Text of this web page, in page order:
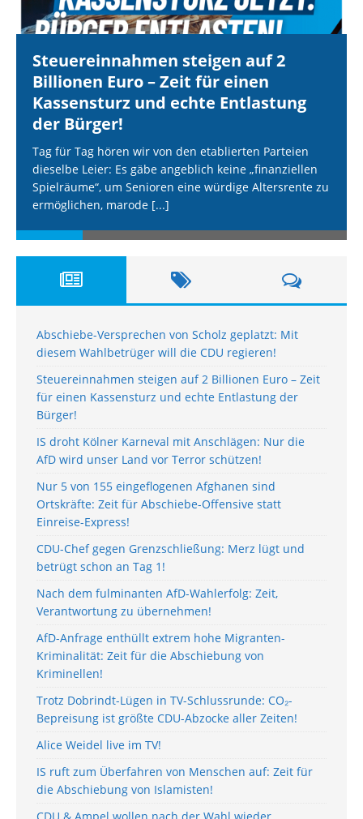
Steuereinnahmen steigen auf 2
Billionen Euro – Zeit für einen
Kassensturz und echte Entlastung
der Bürger!
Tag für Tag hören wir von den etablierten Parteien
dieselbe Leier: Es gäbe angeblich keine „finanziellen
Spielräume“, um Senioren eine würdige Altersrente zu
ermöglichen, marode [...]
Abschiebe-Versprechen von Scholz geplatzt: Mit
diesem Wahlbetrüger will die CDU regieren!
Steuereinnahmen steigen auf 2 Billionen Euro – Zeit
für einen Kassensturz und echte Entlastung der
Bürger!
IS droht Kölner Karneval mit Anschlägen: Nur die
AfD wird unser Land vor Terror schützen!
Nur 5 von 155 eingeflogenen Afghanen sind
Ortskräfte: Zeit für Abschiebe-Offensive statt
Einreise-Express!
CDU-Chef gegen Grenzschließung: Merz lügt und
betrügt schon an Tag 1!
Nach dem fulminanten AfD-Wahlerfolg: Zeit,
Verantwortung zu übernehmen!
AfD-Anfrage enthüllt extrem hohe Migranten-
Kriminalität: Zeit für die Abschiebung von
Kriminellen!
Trotz Dobrindt-Lügen in TV-Schlussrunde: CO₂-
Bepreisung ist größte CDU-Abzocke aller Zeiten!
Alice Weidel live im TV!
IS ruft zum Überfahren von Menschen auf: Zeit für
die Abschiebung von Islamisten!